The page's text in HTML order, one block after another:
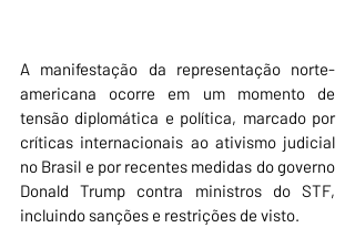
A manifestação da representação norte-
americana ocorre em um momento de
tensão diplomática e política, marcado por
críticas internacionais ao ativismo judicial
no Brasil e por recentes medidas do governo
Donald Trump contra ministros do STF,
incluindo sanções e restrições de visto.